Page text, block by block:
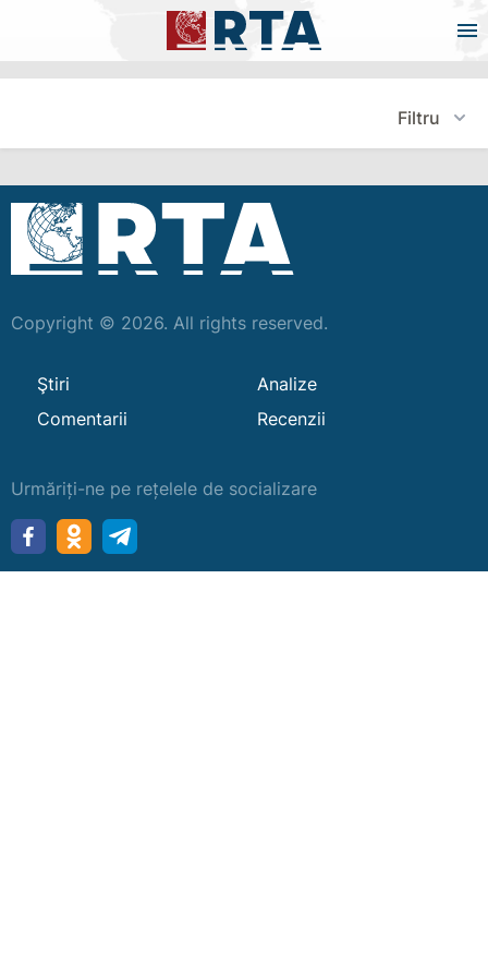
Filtru
Copyright © 2026. All rights reserved.
Ştiri
Analize
Comentarii
Recenzii
Urmăriți-ne pe rețelele de socializare